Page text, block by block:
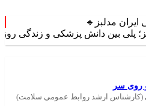
مدلبز🔹
دانش پزشکی و زندگی روزمره ⚕️
روی سر
(کارشناس ارشد روابط عمومی سلامت)